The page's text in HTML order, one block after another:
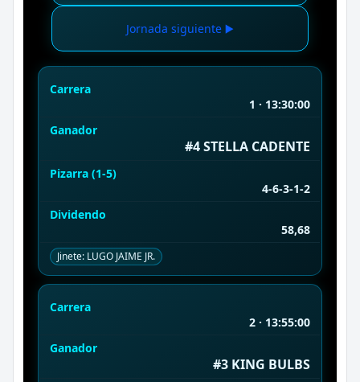
Jornada siguiente ▶️
Carrera
1 · 13:30:00
Ganador
#4 STELLA CADENTE
Pizarra (1-5)
4-6-3-1-2
Dividendo
58,68
Jinete: LUGO JAIME JR.
Carrera
2 · 13:55:00
Ganador
#3 KING BULBS